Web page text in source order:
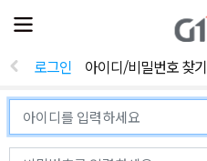
전
체
뉴
열
로그인 아이디/비밀번호 찾기